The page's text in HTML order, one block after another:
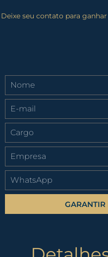
Deixe seu contato para